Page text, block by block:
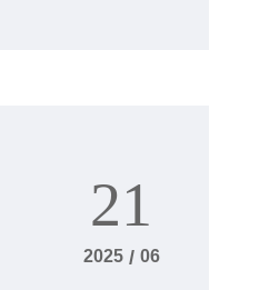
21
2025 / 06